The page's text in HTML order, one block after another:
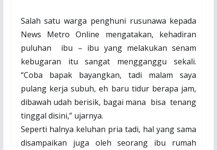
Salah satu warga penghuni rusunawa kepada
News Metro Online mengatakan, kehadiran
puluhan
ibu – ibu yang melakukan senam
kebugaran itu sangat mengganggu sekali.
“Coba bapak bayangkan, tadi malam saya
pulang kerja subuh, eh baru tidur berapa jam,
dibawah udah berisik, bagai mana bisa tenang
tinggal disini,” ujarnya.
Seperti halnya keluhan pria tadi, hal yang sama
disampaikan juga oleh seorang ibu rumah